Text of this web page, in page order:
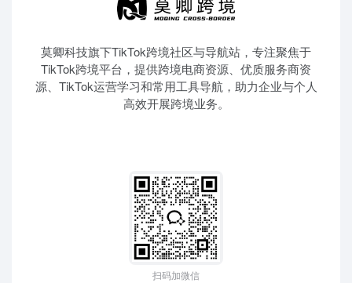
莫卿科技旗下TikTok跨境社区与导航站，专注聚焦于
TikTok跨境平台，提供跨境电商资源、优质服务商资
源、TikTok运营学习和常用工具导航，助力企业与个人
高效开展跨境业务。
扫码加微信